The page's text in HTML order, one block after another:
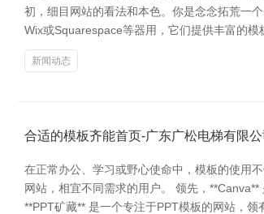
初，细目网站的看法和本色。你是念念拓荒一
Wix或Squarespace等器用，它们提供丰富的
新闻动态
合适的模板齐能首页-广东广松电梯有限
在正常办公、学习或野心使命中，模板的使用
网站，相宜不同需求的用户。 领先，
**PPT矿藏** 是一个专注于PPT模板的网站，